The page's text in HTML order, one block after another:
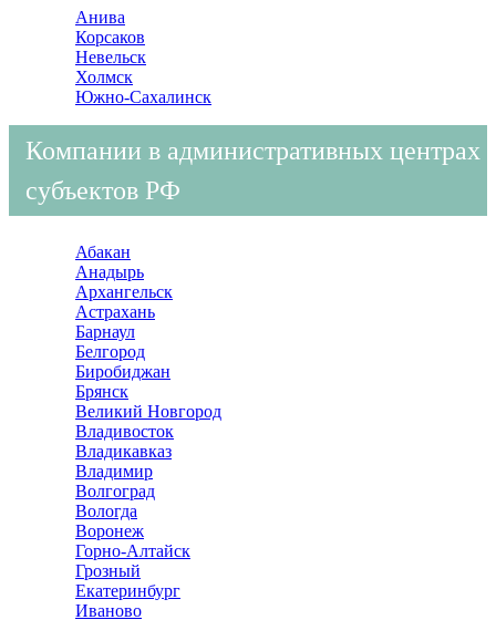
Анива
Корсаков
Невельск
Холмск
Южно-Сахалинск
Компании в административных центрах
субъектов РФ
Абакан
Анадырь
Архангельск
Астрахань
Барнаул
Белгород
Биробиджан
Брянск
Великий Новгород
Владивосток
Владикавказ
Владимир
Волгоград
Вологда
Воронеж
Горно-Алтайск
Грозный
Екатеринбург
Иваново